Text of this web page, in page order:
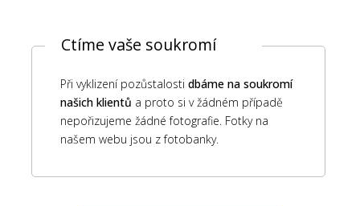
Ctíme vaše soukromí
Při vyklizení pozůstalosti dbáme na soukromí
našich klientů a proto si v žádném případě
nepořizujeme žádné fotografie. Fotky na
našem webu jsou z fotobanky.